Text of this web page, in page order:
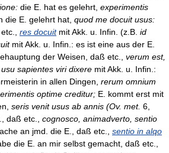
die E. hat es gelehrt, experimentis
die E. gelehrt hat, quod me docuit usus:
res docuitmit Akk. u. Infin. (z.B. id
mit Akk. u. Infin.: es ist eine aus der E.
der Weisen, daß etc., verum est,
sapientes viri dixere mit Akk. u. Infin.:
in allen Dingen, rerum omnium
optime creditur; E. kommt erst mit
seris venit usus ab annis (Ov. met. 6,
daß etc., cognosco, animadverto, sentio
an jmd. die E., daß etc., sentio in alqo
die E. an mir selbst gemacht, daß etc.,